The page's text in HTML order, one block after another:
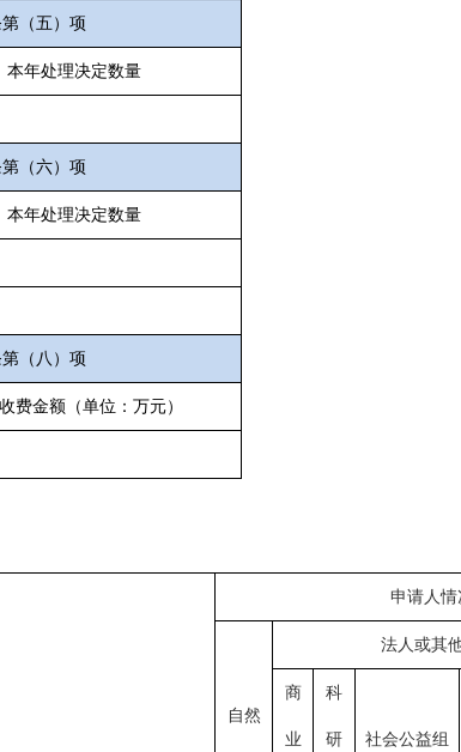
（五）项
本年处理决定数量
（六）项
本年处理决定数量
（八）项
费金额（单位：万元）
申请人情
自然
法人或其
商
业
科
研 社会公益组